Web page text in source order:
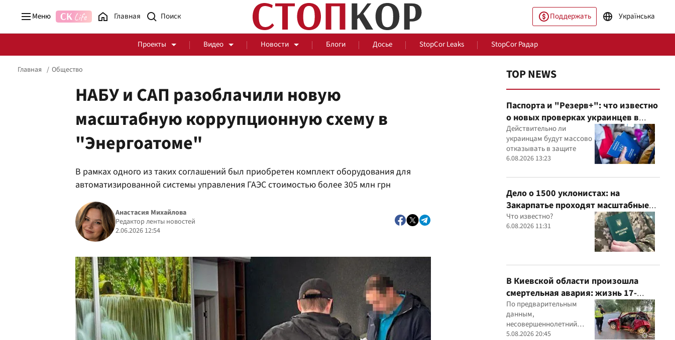
Меню Главная Поддержать Українська
Проекты Видео Новости Блоги Досье StopCor Leaks StopCor Радар
Стоп Политической Коррупции Честные закупки За оградой
Мир
Главная Общество
НАБУ и САП разоблачили новую
масштабную коррупционную схему в
"Энергоатоме"
В рамках одного из таких соглашений был приобретен комплект оборудования для
автоматизированной системы управления ГАЭС стоимостью более 305 млн грн
Анастасия Михайлова
Редактор ленты новостей
2.06.2026 12:54
TOP NEWS
Паспорта и "Резерв+": что известно
о новых проверках украинцев в
Румынии
Действительно ли
украинцам будут массово
отказывать в защите
6.08.2026 13:23
Дело о 1500 уклонистах: на
Закарпатье проходят масштабные
обыски в ТЦК, – Глагола
Что известно?
6.08.2026 11:31
В Киевской области произошла
смертельная авария: жизнь 17-
летнего водителя спасти не удалось
По предварительным
данным,
несовершеннолетний
водитель Mitsubishi не
5.08.2026 20:45